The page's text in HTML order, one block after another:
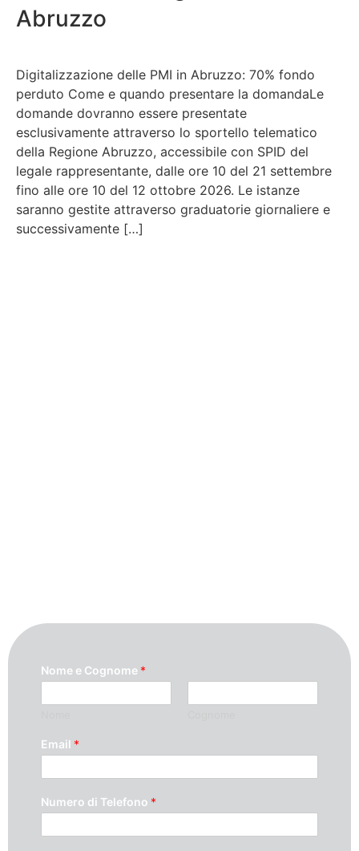
Abruzzo
Digitalizzazione delle PMI in Abruzzo: 70% fondo
perduto Come e quando presentare la domandaLe
domande dovranno essere presentate
esclusivamente attraverso lo sportello telematico
della Regione Abruzzo, accessibile con SPID del
legale rappresentante, dalle ore 10 del 21 settembre
fino alle ore 10 del 12 ottobre 2026. Le istanze
saranno gestite attraverso graduatorie giornaliere e
successivamente […]
Nome e Cognome *
Email *
Numero di Telefono *